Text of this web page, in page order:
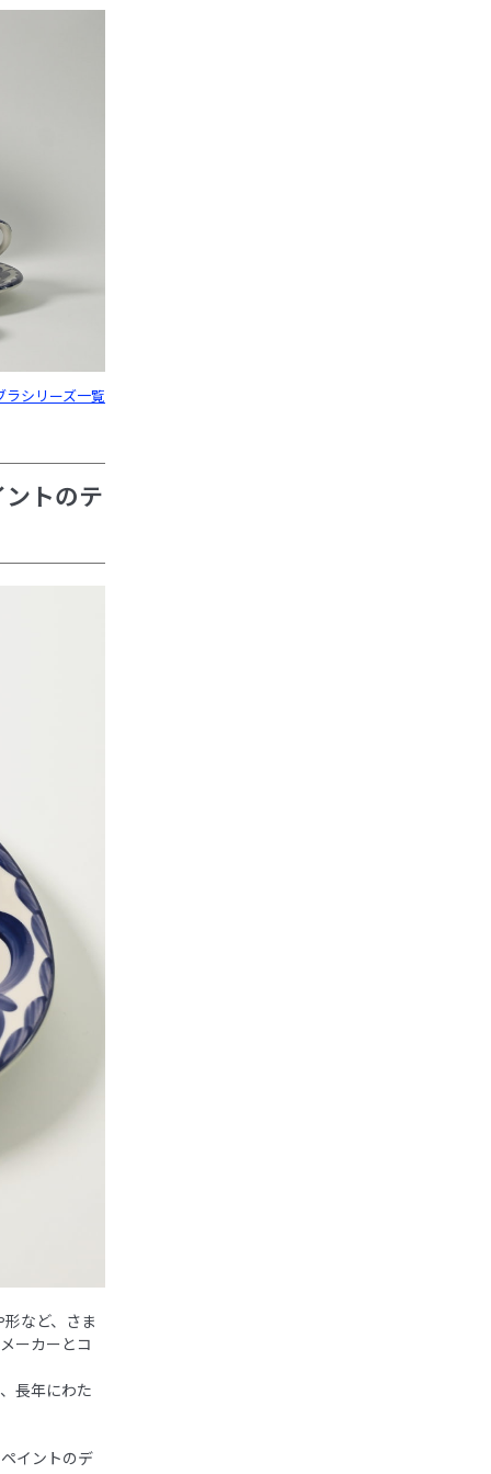
ラシリーズ一覧
トのテ
など、さま
ーカーとコ
長年にわた
イントのデ